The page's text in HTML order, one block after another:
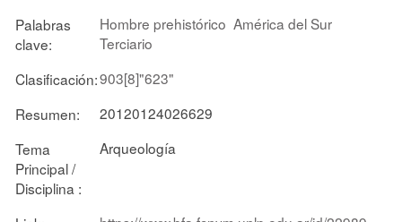
Palabras
clave:
Hombre prehistórico América del Sur
Terciario
Clasificación:903[8]"623"
Resumen:
20120124026629
Tema
Principal /
Disciplina :
Arqueología